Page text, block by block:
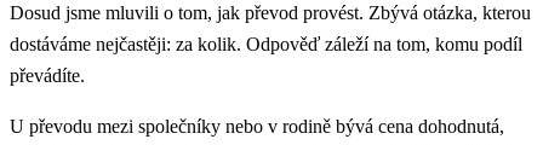
Dosud jsme mluvili o tom, jak převod provést. Zbývá otázka, kterou
dostáváme nejčastěji: za kolik. Odpověď záleží na tom, komu podíl
převádíte.
U převodu mezi společníky nebo v rodině bývá cena dohodnutá,